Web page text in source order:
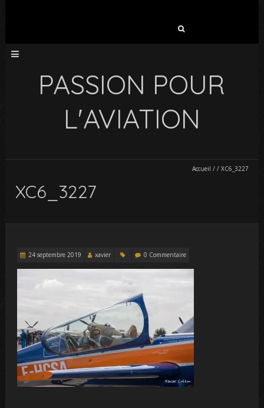
PASSION POUR
L'AVIATION
Accueil / / XC6_3227
XC6_3227
24 septembre 2019 xavier 0 Commentaire